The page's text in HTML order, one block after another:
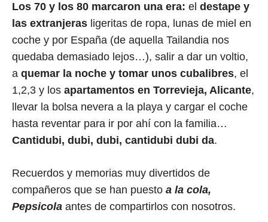
Los 70 y los 80 marcaron una era: el destape y
las extranjeras ligeritas de ropa, lunas de miel en
coche y por España (de aquella Tailandia nos
quedaba demasiado lejos…), salir a dar un voltio,
a quemar la noche y tomar unos cubalibres, el
1,2,3 y los apartamentos en Torrevieja, Alicante,
llevar la bolsa nevera a la playa y cargar el coche
hasta reventar para ir por ahí con la familia…
Cantidubi, dubi, dubi, cantidubi dubi da.
Recuerdos y memorias muy divertidos de
compañeros que se han puesto a la cola,
Pepsicola antes de compartirlos con nosotros.